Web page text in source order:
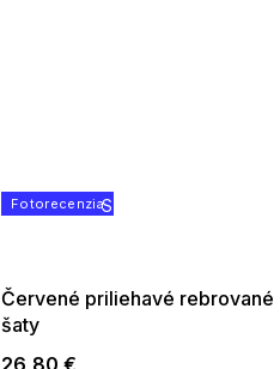
FotorecenziaSUMMER SALE -35% ?
Červené priliehavé rebrované
šaty